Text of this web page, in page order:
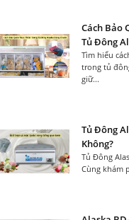
Cách Bảo
Tủ Đông
Tìm hiểu
trong tủ
giữ...
Tủ Đông
Không?
Tủ Đông
Cùng khám